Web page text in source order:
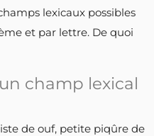
lexicaux possibles
et par lettre. De quoi
champ lexical
de ouf, petite piqûre de